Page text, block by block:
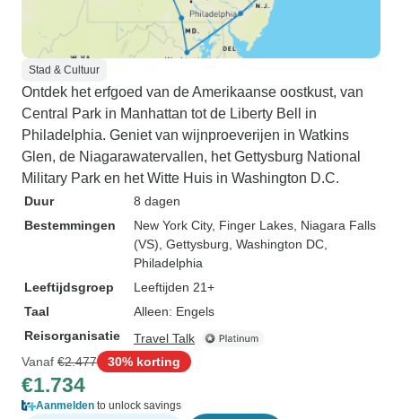
Stad & Cultuur
Ontdek het erfgoed van de Amerikaanse oostkust, van
Central Park in Manhattan tot de Liberty Bell in
Philadelphia. Geniet van wijnproeverijen in Watkins
Glen, de Niagarawatervallen, het Gettysburg National
Military Park en het Witte Huis in Washington D.C.
Duur
8 dagen
Bestemmingen
New York City, Finger Lakes , Niagara Falls
(VS) , Gettysburg , Washington DC
Philadelphia
Leeftijdsgroep
Leeftijden 21+
Taal
Alleen: Engels
Reisorganisatie
Travel Talk
Vanaf €2.477 30% korting
€1.734
Aanmelden to unlock savings